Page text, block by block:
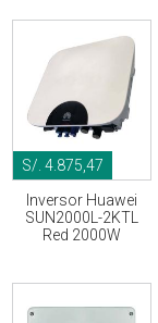
S/. 4.875,47
Inversor Huawei
SUN2000L-2KTL
Red 2000W